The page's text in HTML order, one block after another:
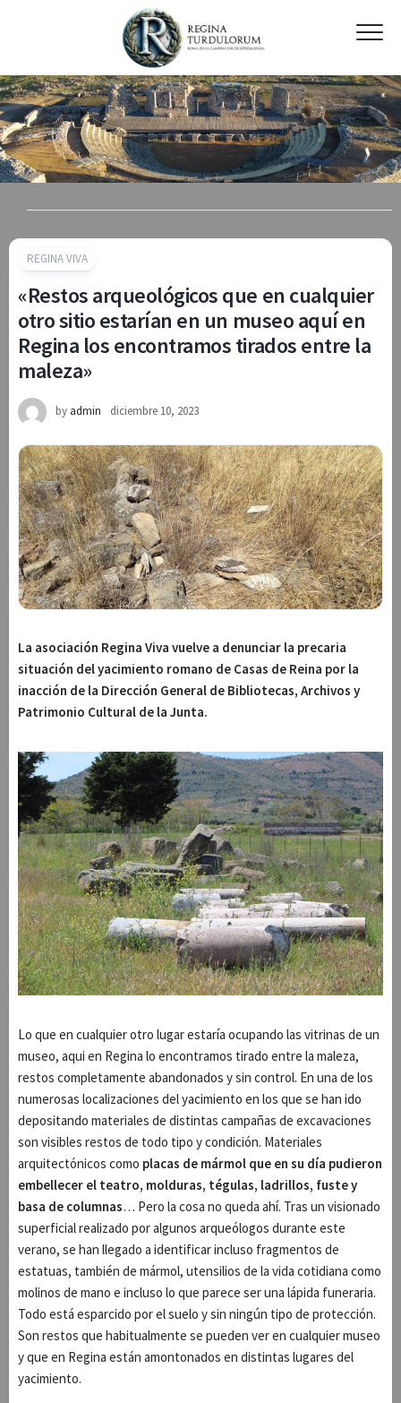
REGINA VIVA
«Restos arqueológicos que en cualquier
otro sitio estarían en un museo aquí en
Regina los encontramos tirados entre la
maleza»
by admin diciembre 10, 2023
La asociación Regina Viva vuelve a denunciar la precaria
situación del yacimiento romano de Casas de Reina por la
inacción de la Dirección General de Bibliotecas, Archivos y
Patrimonio Cultural de la Junta.
Lo que en cualquier otro lugar estaría ocupando las vitrinas de un
museo, aqui en Regina lo encontramos tirado entre la maleza,
restos completamente abandonados y sin control. En una de los
numerosas localizaciones del yacimiento en los que se han ido
depositando materiales de distintas campañas de excavaciones
son visibles restos de todo tipo y condición. Materiales
arquitectónicos como placas de mármol que en su día pudieron
embellecer el teatro, molduras, tégulas, ladrillos, fuste y
basa de columnas… Pero la cosa no queda ahí. Tras un visionado
superficial realizado por algunos arqueólogos durante este
verano, se han llegado a identificar incluso fragmentos de
estatuas, también de mármol, utensilios de la vida cotidiana como
molinos de mano e incluso lo que parece ser una lápida funeraria.
Todo está esparcido por el suelo y sin ningún tipo de protección.
Son restos que habitualmente se pueden ver en cualquier museo
y que en Regina están amontonados en distintas lugares del
yacimiento.